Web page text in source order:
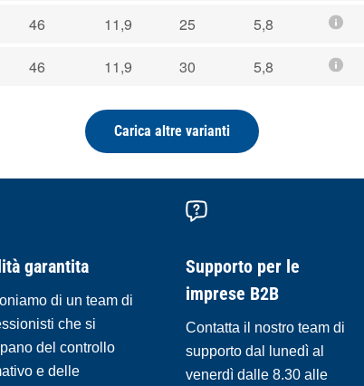
46 11,9 25 5,8
46 11,9 30 5,8
Carica altre varianti
garantita
di un team di
che si
del controllo
e delle
Supporto per le
imprese B2B
Contatta il nostro team di
supporto dal lunedì al
venerdì dalle 8.30 alle